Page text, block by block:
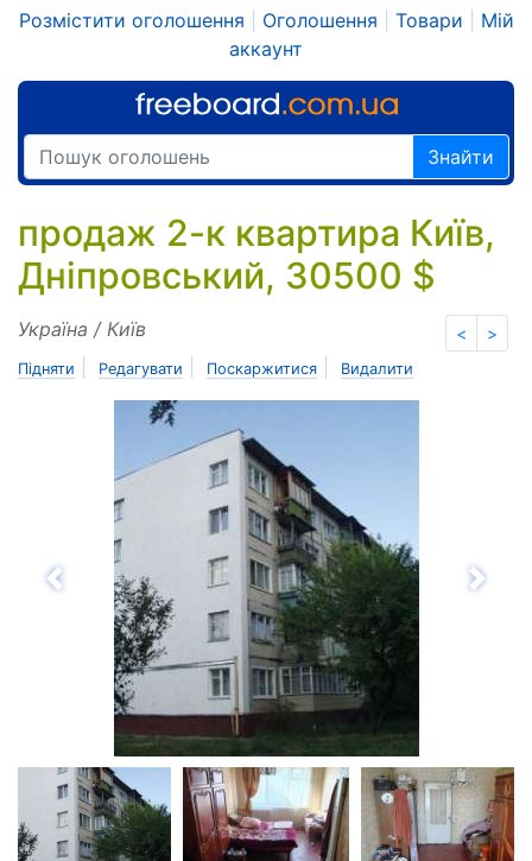
Розмістити оголошення Оголошення Товари
Мій
аккаунт
Знайти
продаж 2-к квартира Київ,
Дніпровський, 30500 $
< >
Україна / Київ
Підняти Редагувати Поскаржитися Видалити
Назад